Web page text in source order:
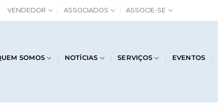
VENDEDOR ASSOCIADOS ASSOCIE-SE
SOMOS NOTÍCIAS SERVIÇOS EVENTOS